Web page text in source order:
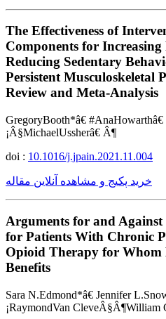
The Effectiveness of
Components for
Reducing Sedentary
Persistent Musculoskeletal
Review and Meta-Analysis
GregoryBooth*â€ #AnaHowarthâ€
¡Â§MichaelUssherâ€ Â¶
doi : 10.1016/j.jpain.2021.11.004
خرید پکیج و مشاهده آنلاین مقاله
Arguments for and
for Patients With Chronic
Opioid Therapy for Whom
Benefits
Sara N.Edmond*â€ Jennifer
¡RaymondVan CleveÂ§Â¶William